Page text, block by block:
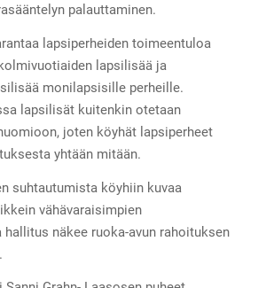
palauttaminen.
lapsiperheiden toimeentuloa
lapsilisää ja
monilapsisille perheille.
lapsilisät kuitenkin otetaan
joten köyhät lapsiperheet
yhtään mitään.
suhtautumista köyhiin kuvaa
vähävaraisimpien
näkee ruoka-avun rahoituksen